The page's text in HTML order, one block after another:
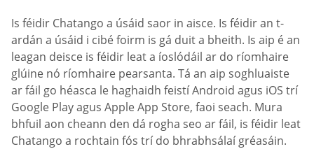
Is féidir Chatango a úsáid saor in aisce. Is féidir an t-
ardán a úsáid i cibé foirm is gá duit a bheith. Is aip é an
leagan deisce is féidir leat a íoslódáil ar do ríomhaire
glúine nó ríomhaire pearsanta. Tá an aip soghluaiste
ar fáil go héasca le haghaidh feistí Android agus iOS trí
Google Play agus Apple App Store, faoi seach. Mura
bhfuil aon cheann den dá rogha seo ar fáil, is féidir leat
Chatango a rochtain fós trí do bhrabhsálaí gréasáin.